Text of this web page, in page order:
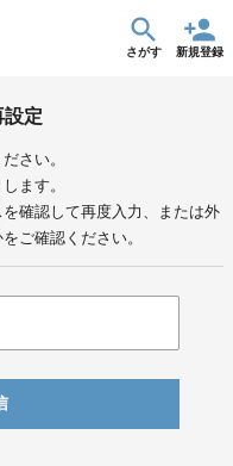
さがす 新規登録
設定
さい。
ます。
確認して再度入力、または外
ご確認ください。